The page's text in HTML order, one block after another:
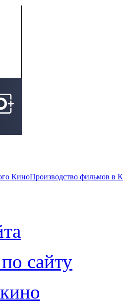
КиноПроизводство фильмов в
сайту